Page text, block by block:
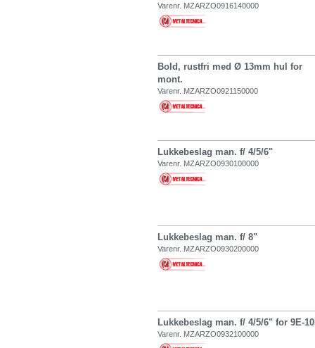
Varenr. MZARZO0916140000
Bold, rustfri med Ø 13mm hul for
mont.
Varenr. MZARZO0921150000
Lukkebeslag man. f/ 4/5/6"
Varenr. MZARZO0930100000
Lukkebeslag man. f/ 8"
Varenr. MZARZO0930200000
Lukkebeslag man. f/ 4/5/6" for 9E-
Varenr. MZARZO0932100000